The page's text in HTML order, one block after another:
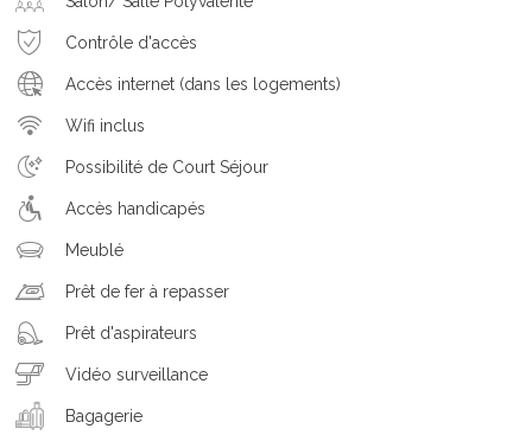
Contrôle d'accès
Accès internet (dans les logements)
Wifi inclus
Possibilité de Court Séjour
Accès handicapés
Meublé
Prêt de fer à repasser
Prêt d'aspirateurs
Vidéo surveillance
Bagagerie